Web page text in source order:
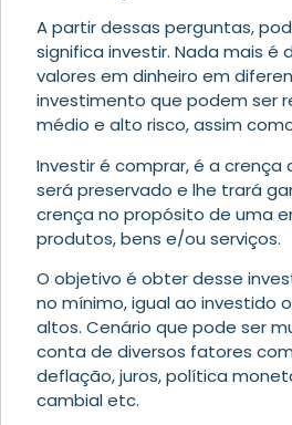
A partir dessas perguntas,
significa investir. Nada mais é
valores em dinheiro em
investimento que podem ser
médio e alto risco, assim
Investir é comprar, é a crença
será preservado e lhe trará
crença no propósito de uma
produtos, bens e/ou serviços.
O objetivo é obter desse
no mínimo, igual ao investido
altos. Cenário que pode ser
conta de diversos fatores
deflação, juros, política
cambial etc.